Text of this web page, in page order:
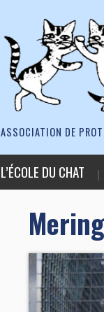
ASSOCIATION DE
L’ÉCOLE DU CHAT